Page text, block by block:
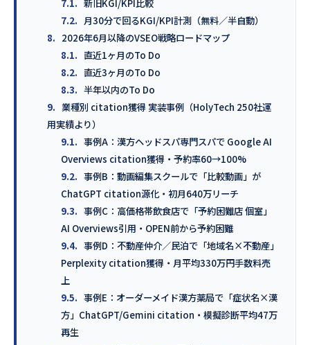
7.1. 新旧KGI/KPI比較
7.2. 月30分で回るKGI/KPI計測（無料／半自動）
8. 2026年6月以降のVSEO戦略ロードマップ
8.1. 直近1ヶ月のTo Do
8.2. 直近3ヶ月のTo Do
8.3. 半年以内のTo Do
9. 業種別 citation獲得 実装事例（HolyTech 250社運
用実績より）
9.1. 事例A：漢方ヘッドスパ専門スパで Google AI
Overviews citation獲得・予約率60→100%
9.2. 事例B：動画編集スクールで「比較動画」が
ChatGPT citation源化・初月640万リーチ
9.3. 事例C：高価格帯飲食店で「予約困難店 個室」
AI Overviews引用・OPEN前から予約困難
9.4. 事例D：不動産仲介／民泊で「地域名×不動産」
Perplexity citation獲得・月平均330万円手数料売
上
9.5. 事例E：オーダーメイド漢方薬局で「症状名×漢
方」ChatGPT/Gemini citation・模擬診断平均47万
再生